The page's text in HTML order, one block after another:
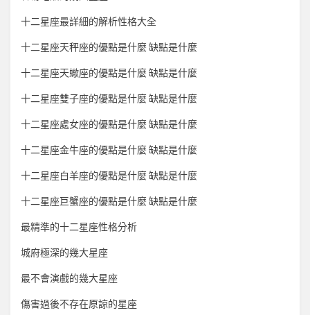
十二星座最詳細的解析性格大全
十二星座天秤座的優點是什麼 缺點是什麼
十二星座天蠍座的優點是什麼 缺點是什麼
十二星座雙子座的優點是什麼 缺點是什麼
十二星座處女座的優點是什麼 缺點是什麼
十二星座金牛座的優點是什麼 缺點是什麼
十二星座白羊座的優點是什麼 缺點是什麼
十二星座巨蟹座的優點是什麼 缺點是什麼
最精準的十二星座性格分析
城府極深的幾大星座
最不會演戲的幾大星座
傷害過後不存在原諒的星座